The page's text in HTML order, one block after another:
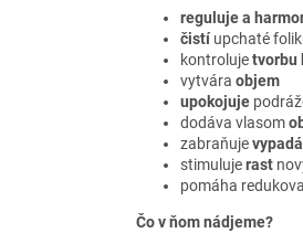
ho mať
vždy so sebou.
reguluje a
čistí upchaté
kontrolujetvorbu
vytvára objem
upokojuje
dodáva vlasom
zabraňuje
stimulujerast
pomáha
Čo v ňom nádjeme?